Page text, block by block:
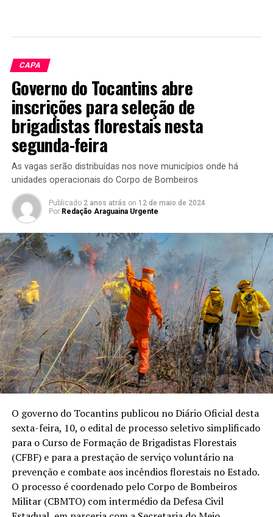
CAPA
Governo do Tocantins abre
inscrições para seleção de
brigadistas florestais nesta
segunda-feira
As vagas serão distribuídas nos nove municípios onde há
unidades operacionais do Corpo de Bombeiros
Publicado 2 anos atrás on 12 de maio de 2024
Por Redação Araguaina Urgente
O governo do Tocantins publicou no Diário Oficial desta
sexta-feira, 10, o edital de processo seletivo simplificado
para o Curso de Formação de Brigadistas Florestais
(CFBF) e para a prestação de serviço voluntário na
prevenção e combate aos incêndios florestais no Estado.
O processo é coordenado pelo Corpo de Bombeiros
Militar (CBMTO) com intermédio da Defesa Civil